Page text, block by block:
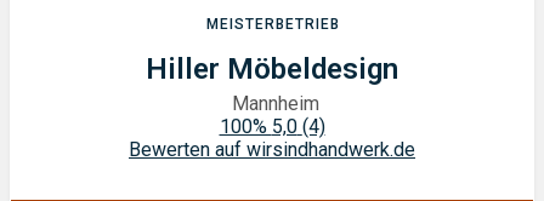
MEISTERBETRIEB
Hiller Möbeldesign
Mannheim
100% 5,0 (4)
Bewerten auf wirsindhandwerk.de